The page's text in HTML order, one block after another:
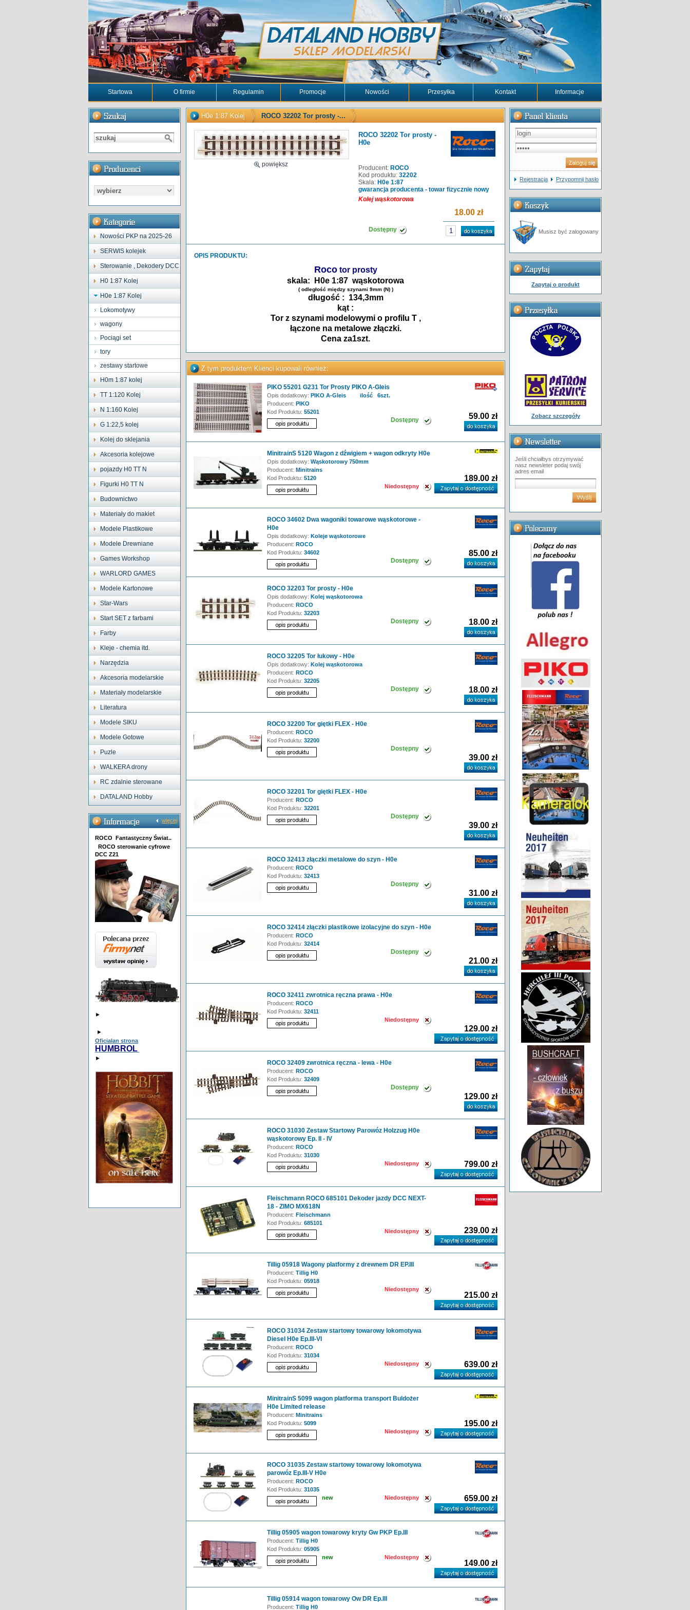
Startowa O firmie Regulamin Promocje Nowości Przesyłka Kontakt Informacje
Nowości PKP na 2025-26
SERWIS kolejek
Sterowanie , Dekodery DCC
H0 1:87 Kolej
H0e 1:87 Kolej
Lokomotywy
wagony
Pociągi set
tory
zestawy startowe
H0m 1:87 kolej
TT 1:120 Kolej
N 1:160 Kolej
G 1:22,5 kolej
Kolej do sklejania
Akcesoria kolejowe
pojazdy H0 TT N
Figurki H0 TT N
Budownictwo
Materiały do makiet
Modele Plastikowe
Modele Drewniane
Games Workshop
WARLORD GAMES
Modele Kartonowe
Star-Wars
Start SET z farbami
Farby
Kleje - chemia itd.
Narzędzia
Akcesoria modelarskie
Materiały modelarskie
Literatura
Modele SIKU
Modele Gotowe
Puzle
WALKERA drony
RC zdalnie sterowane
DATALAND Hobby
więcej
ROCO Fantastyczny Świat..
ROCO sterowanie cyfrowe
DCC Z21
►
►
Oficialan strona
HUMBROL
►
H0e 1:87 Kolej ROCO 32202 Tor prosty -...
powiększ
ROCO 32202 Tor prosty -
H0e
Producent: ROCO
Kod produktu: 32202
Skala: H0e 1:87
gwarancja producenta - towar fizycznie nowy
Kolej wąskotorowa
18.00 zł
Dostępny
OPIS PRODUKTU:
Rocotor prosty
skala: H0e 1:87 wąskotorowa
( odległość między szynami 9mm (N) )
długość : 134,3mm
kąt :
Tor z szynami modelowymi o profilu T ,
łączone na metalowe złączki.
Cena za1szt.
Z tym produktem Klienci kupowali również:
PIKO 55201 G231 Tor Prosty PIKO A-Gleis
Opis dodatkowy: PIKO A-Gleis ilość 6szt.
Producent: PIKO
Kod Produktu: 55201
Dostępny 59.00 zł
MinitrainS 5120 Wagon z dźwigiem + wagon odkryty H0e
Opis dodatkowy: Wąskotorowy 750mm
Producent: Minitrains
Kod Produktu: 5120
Niedostępny
189.00 zł
ROCO 34602 Dwa wagoniki towarowe wąskotorowe -
H0e
Opis dodatkowy: Koleje wąskotorowe
Producent: ROCO
Kod Produktu: 34602
Dostępny
85.00 zł
ROCO 32203 Tor prosty - H0e
Opis dodatkowy: Kolej wąskotorowa
Producent: ROCO
Kod Produktu: 32203
Dostępny 18.00 zł
ROCO 32205 Tor łukowy - H0e
Opis dodatkowy: Kolej wąskotorowa
Producent: ROCO
Kod Produktu: 32205
Dostępny 18.00 zł
ROCO 32200 Tor giętki FLEX - H0e
Producent: ROCO
Kod Produktu: 32200
Dostępny
39.00 zł
ROCO 32201 Tor giętki FLEX - H0e
Producent: ROCO
Kod Produktu: 32201
Dostępny
39.00 zł
ROCO 32413 złączki metalowe do szyn - H0e
Producent: ROCO
Kod Produktu: 32413
Dostępny
31.00 zł
ROCO 32414 złączki plastikowe izolacyjne do szyn - H0e
Producent: ROCO
Kod Produktu: 32414
Dostępny
21.00 zł
ROCO 32411 zwrotnica ręczna prawa - H0e
Producent: ROCO
Kod Produktu: 32411
Niedostępny
129.00 zł
ROCO 32409 zwrotnica ręczna - lewa - H0e
Producent: ROCO
Kod Produktu: 32409
Dostępny
129.00 zł
ROCO 31030 Zestaw Startowy Parowóz Holzzug H0e
wąskotorowy Ep. II - IV
Producent: ROCO
Kod Produktu: 31030
Niedostępny
799.00 zł
Fleischmann ROCO 685101 Dekoder jazdy DCC NEXT-
18 - ZIMO MX618N
Producent: Fleischmann
Kod Produktu: 685101
Niedostępny
239.00 zł
Tillig 05918 Wagony platformy z drewnem DR EP.III
Producent: Tillig H0
Kod Produktu: 05918
Niedostępny
215.00 zł
ROCO 31034 Zestaw startowy towarowy lokomotywa
Diesel H0e Ep.III-VI
Producent: ROCO
Kod Produktu: 31034
Niedostępny
639.00 zł
MinitrainS 5099 wagon platforma transport Buldożer
H0e Limited release
Producent: Minitrains
Kod Produktu: 5099
Niedostępny
195.00 zł
ROCO 31035 Zestaw startowy towarowy lokomotywa
parowóz Ep.III-V H0e
Producent: ROCO
Kod Produktu: 31035
new
Niedostępny 659.00 zł
Tillig 05905 wagon towarowy kryty Gw PKP Ep.III
Producent: Tillig H0
Kod Produktu: 05905
new
Niedostępny
149.00 zł
Tillig 05914 wagon towarowy Ow DR Ep.III
Producent: Tillig H0
Rejestracja Przypomnij hasło
Musisz być zalogowany
Zapytaj o produkt
Zobacz szczegóły
Jeśli chciałbys otrzymywać
nasz newsleter podaj swój
adres email